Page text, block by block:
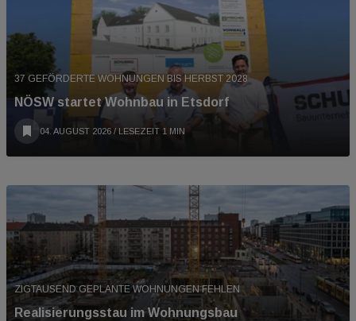
37 GEFÖRDERTE WOHNUNGEN BIS HERBST 2028
NÖSW startet Wohnbau in Etsdorf
04. AUGUST 2026 / LESEZEIT 1 MIN
ZIGTAUSEND GEPLANTE WOHNUNGEN FEHLEN
Realisierungsstau im Wohnungsbau